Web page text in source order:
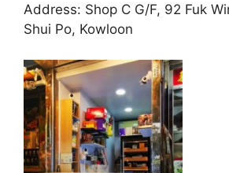
Address: Shop C G/F, 92 Fuk
Shui Po, Kowloon